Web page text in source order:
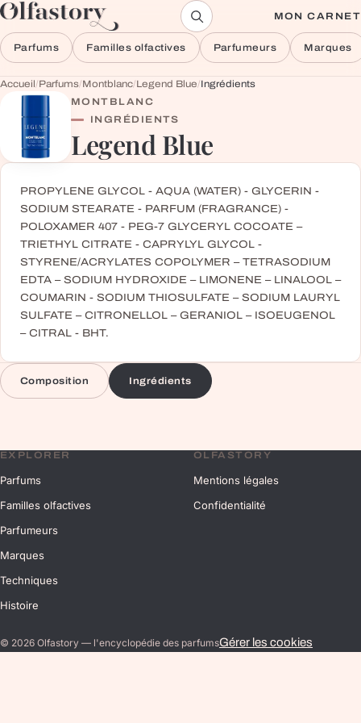
Aller au contenu MON CARNET
Parfums Familles olfactives Parfumeurs Marques
Accueil/Parfums/Montblanc/Legend Blue/Ingrédients
MONTBLANC
INGRÉDIENTS
Legend Blue
PROPYLENE GLYCOL - AQUA (WATER) - GLYCERIN -
SODIUM STEARATE - PARFUM (FRAGRANCE) -
POLOXAMER 407 - PEG-7 GLYCERYL COCOATE –
TRIETHYL CITRATE - CAPRYLYL GLYCOL -
STYRENE/ACRYLATES COPOLYMER – TETRASODIUM
EDTA – SODIUM HYDROXIDE – LIMONENE – LINALOOL –
COUMARIN - SODIUM THIOSULFATE – SODIUM LAURYL
SULFATE – CITRONELLOL – GERANIOL – ISOEUGENOL
– CITRAL - BHT.
Composition Ingrédients
EXPLORER
Parfums
Familles olfactives
Parfumeurs
Marques
Techniques
Histoire
OLFASTORY
Mentions légales
Confidentialité
© 2026 Olfastory — l'encyclopédie des parfumsGérer les cookies